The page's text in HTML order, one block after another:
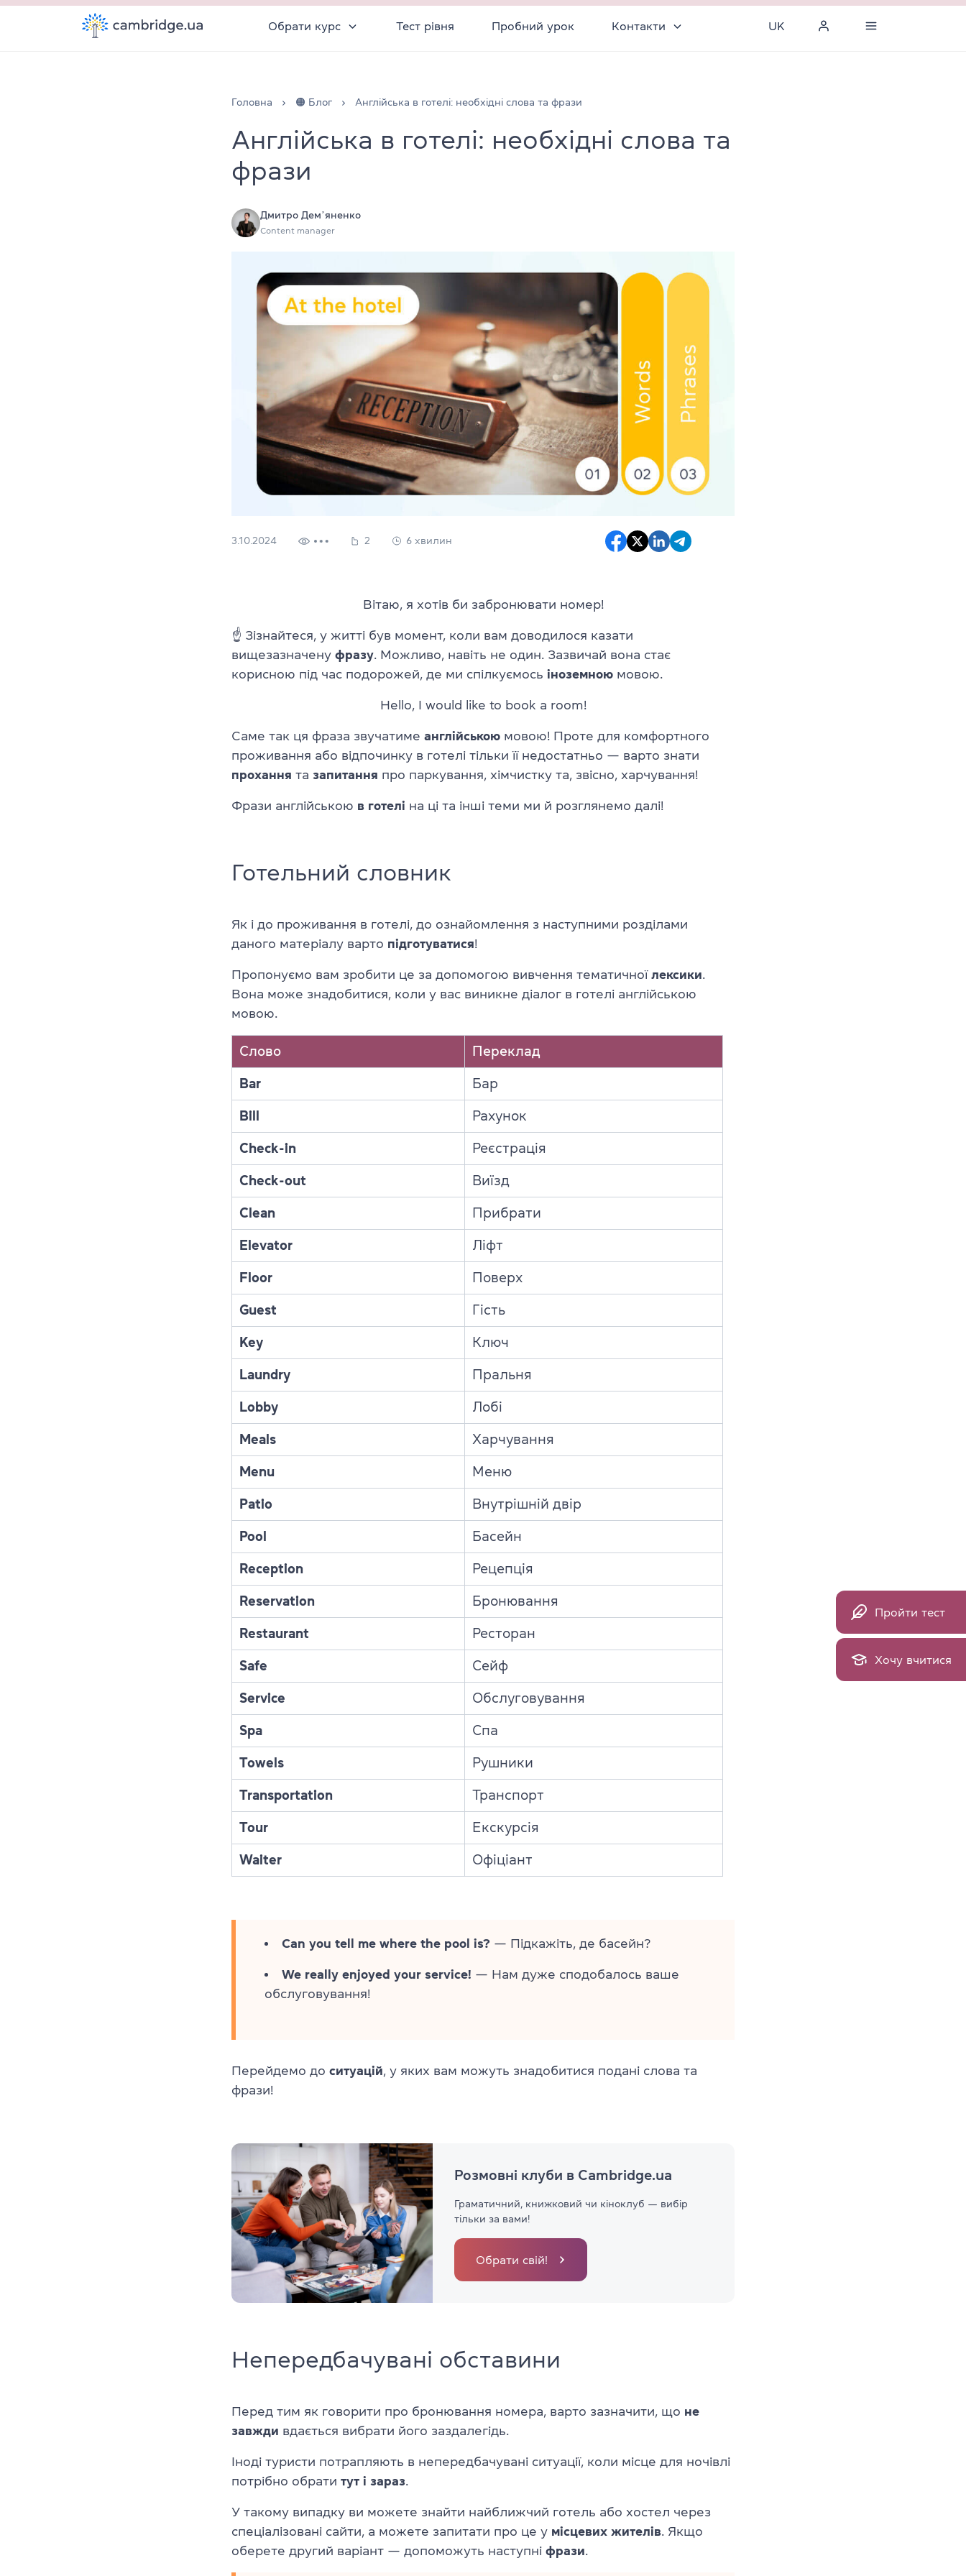
Обрати курс Тест рівня Пробний урок Контакти UK
Головна 🟠 Блог Англійська в готелі: необхідні слова та фрази
Англійська в готелі: необхідні слова та
фрази
Дмитро Демʼяненко
Content manager
3.10.2024 2 6 хвилин
Вітаю, я хотів би забронювати номер!
☝ Зізнайтеся, у житті був момент, коли вам доводилося казати
вищезазначену фразу. Можливо, навіть не один. Зазвичай вона стає
корисною під час подорожей, де ми спілкуємось іноземною мовою.
Hello, I would like to book a room!
Саме так ця фраза звучатиме англійською мовою! Проте для комфортного
проживання або відпочинку в готелі тільки її недостатньо — варто знати
прохання та запитання про паркування, хімчистку та, звісно, харчування!
Фрази англійською в готелі на ці та інші теми ми й розглянемо далі!
Готельний словник
Як і до проживання в готелі, до ознайомлення з наступними розділами
даного матеріалу варто підготуватися!
Пропонуємо вам зробити це за допомогою вивчення тематичної лексики.
Вона може знадобитися, коли у вас виникне діалог в готелі англійською
мовою.
Слово Переклад
Bar Бар
Bill Рахунок
Check-in Реєстрація
Check-out Виїзд
Clean Прибрати
Elevator Ліфт
Floor Поверх
Guest Гість
Key Ключ
Laundry Пральня
Lobby Лобі
Meals Харчування
Menu Меню
Patio Внутрішній двір
Pool Басейн
Reception Рецепція
Reservation Бронювання
Restaurant Ресторан
Safe Сейф
Service Обслуговування
Spa Спа
Towels Рушники
Transportation Транспорт
Tour Екскурсія
Waiter Офіціант
Can you tell me where the pool is? — Підкажіть, де басейн?
We really enjoyed your service! — Нам дуже сподобалось ваше
обслуговування!
Перейдемо до ситуацій, у яких вам можуть знадобитися подані слова та
фрази!
Розмовні клуби в Cambridge.ua
Граматичний, книжковий чи кіноклуб — вибір
тільки за вами!
Обрати свій!
Непередбачувані обставини
Перед тим як говорити про бронювання номера, варто зазначити, що не
завжди вдається вибрати його заздалегідь.
Іноді туристи потрапляють в непередбачувані ситуації, коли місце для ночівлі
потрібно обрати тут і зараз.
У такому випадку ви можете знайти найближчий готель або хостел через
спеціалізовані сайти, а можете запитати про це у місцевих жителів. Якщо
оберете другий варіант — допоможуть наступні фрази.
Пройти тест
Хочу вчитися